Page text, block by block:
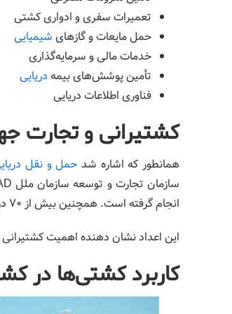
تعمیرات سفری و ادواری کشتی
حمل مایعات و گازهای شیمیایی
خدمات مالی و سرمایه‌گذاری
تأمین پوشش‌های بیمه دریایی
فناوری اطلاعات دریایی
کشتیرانی و تجارت
همانطور که اشاره شد حمل و نقل
انجام گرفته است. همچنین بیش از 70 درصد ارزش مالی تجارت جهانی نیز از طریق کشتیرانی و از مسیر دریاها صورت گرفته است.
این اعداد نشان دهنده اهمیت
کاربرد کشتی‌ها در